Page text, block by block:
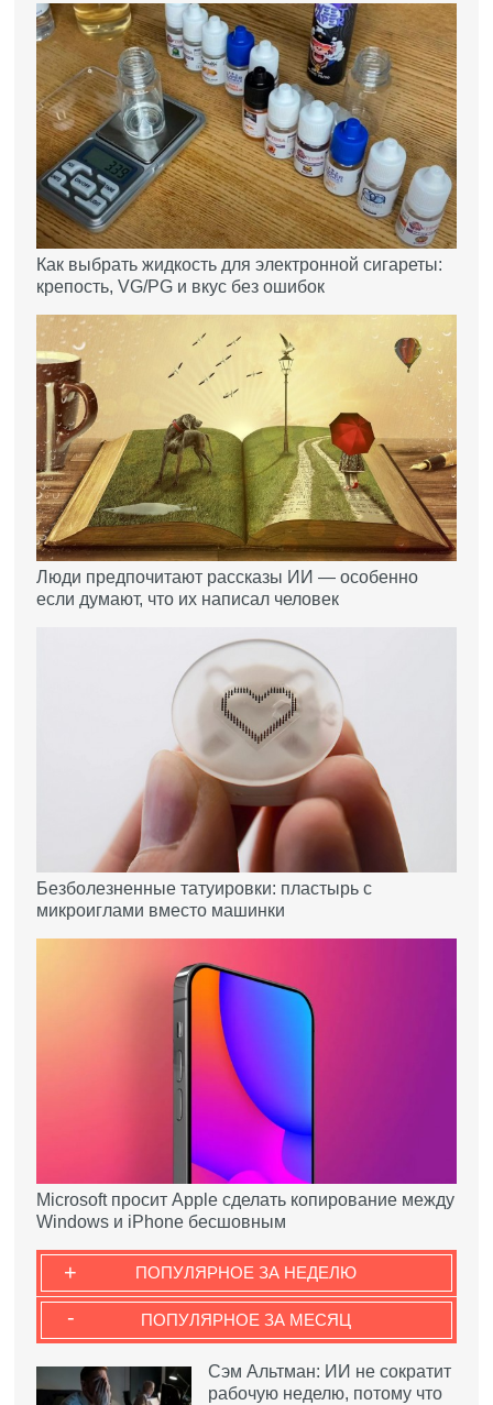
Как выбрать жидкость для электронной сигареты:
крепость, VG/PG и вкус без ошибок
Люди предпочитают рассказы ИИ — особенно
если думают, что их написал человек
Безболезненные татуировки: пластырь с
микроиглами вместо машинки
Microsoft просит Apple сделать копирование между
Windows и iPhone бесшовным
ПОПУЛЯРНОЕ ЗА НЕДЕЛЮ
+
ПОПУЛЯРНОЕ ЗА МЕСЯЦ
-
Сэм Альтман: ИИ не сократит
рабочую неделю, потому что